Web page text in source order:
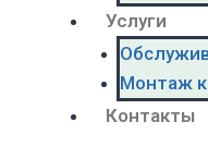
Услуги
Монтаж
Контакты